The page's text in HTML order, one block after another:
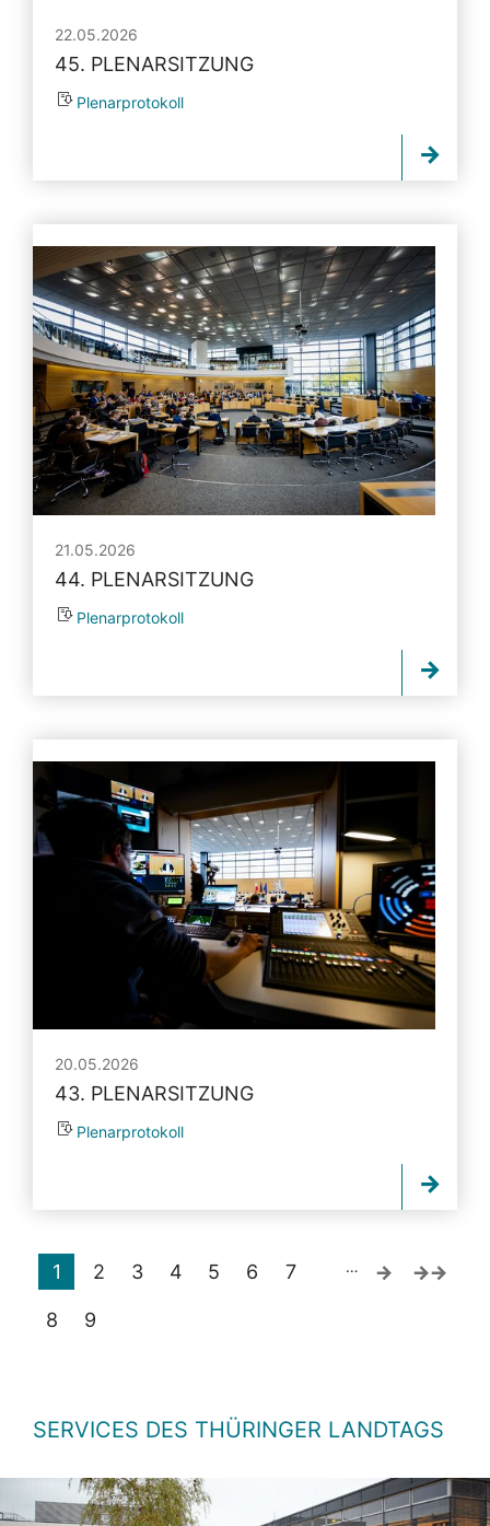
22.05.2026
45. PLENARSITZUNG
Plenarprotokoll
21.05.2026
44. PLENARSITZUNG
Plenarprotokoll
20.05.2026
43. PLENARSITZUNG
Plenarprotokoll
1 2 3 4 5 6 7
8 9
…
SERVICES DES THÜRINGER LANDTAGS